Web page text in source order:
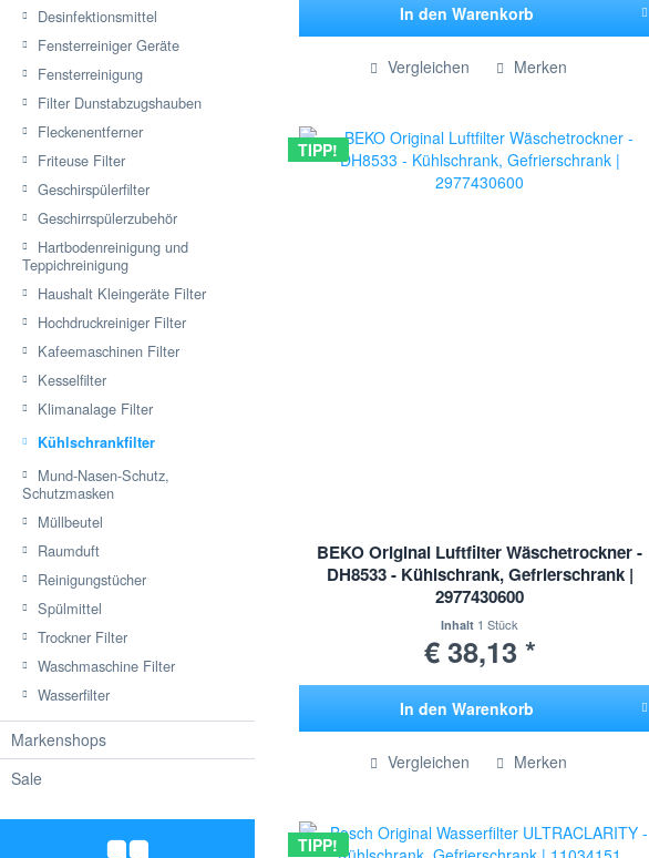
Desinfektionsmittel
Fensterreiniger Geräte
Fensterreinigung
Filter Dunstabzugshauben
Fleckenentferner
Friteuse Filter
Geschirspülerfilter
Geschirrspülerzubehör
Hartbodenreinigung und
Teppichreinigung
Haushalt Kleingeräte Filter
Hochdruckreiniger Filter
Kafeemaschinen Filter
Kesselfilter
Klimanalage Filter
Kühlschrankfilter
Mund-Nasen-Schutz,
Schutzmasken
Müllbeutel
Raumduft
Reinigungstücher
Spülmittel
Trockner Filter
Waschmaschine Filter
Wasserfilter
Markenshops
Sale
In den Warenkorb
Vergleichen Merken
TIPP!
BEKO Original Luftfilter Wäschetrockner -
DH8533 - Kühlschrank, Gefrierschrank |
2977430600
Inhalt 1 Stück
€ 38,13 *
In den Warenkorb
Vergleichen Merken
TIPP!